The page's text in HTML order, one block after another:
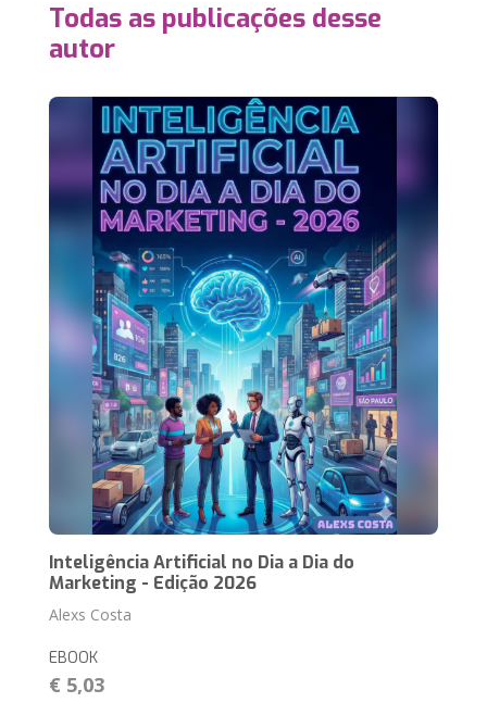
Todas as publicações desse
autor
Inteligência Artificial no Dia a Dia do
Marketing - Edição 2026
Alexs Costa
EBOOK
€ 5,03